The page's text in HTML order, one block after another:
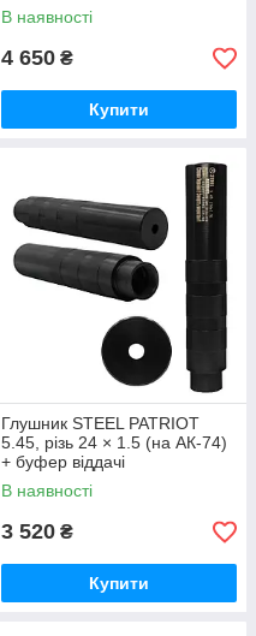
В наявності
4 650 ₴
Купити
Глушник STEEL PATRIOT
5.45, різь 24 × 1.5 (на АК-74)
+ буфер віддачі
В наявності
3 520 ₴
Купити